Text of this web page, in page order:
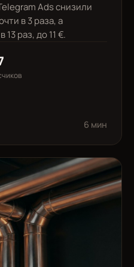
Ads снизили
в 3 раза, а
раз, до 11 €.
6 мин